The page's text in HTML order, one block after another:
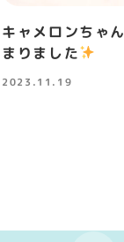
キャメロンちゃん
まりました
投稿日
2023.11.19
の